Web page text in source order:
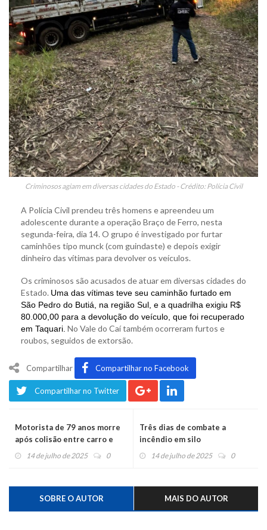
Criminosos agiam em diversas cidades do Estado - Crédito: Polícia Civil
A Polícia Civil prendeu três homens e apreendeu um
adolescente durante a operação Braço de Ferro, nesta
segunda-feira, dia 14. O grupo é investigado por furtar
caminhões tipo munck (com guindaste) e depois exigir
dinheiro das vítimas para devolver os veículos.
Os criminosos são acusados de atuar em diversas cidades do
Estado. Uma das vítimas teve seu caminhão furtado em
São Pedro do Butiá, na região Sul, e a quadrilha exigiu R$
80.000,00 para a devolução do veículo, que foi recuperado
em Taquari. No Vale do Caí também ocorreram furtos e
roubos, seguidos de extorsão.
Compartilhar Compartilhar no Facebook
Compartilhar no Twitter
Motorista de 79 anos morre
após colisão entre carro e
caminhão na ERS-452
14 de julho de 2025 0
Três dias de combate a
incêndio em silo
14 de julho de 2025 0
SOBRE O AUTOR MAIS DO AUTOR